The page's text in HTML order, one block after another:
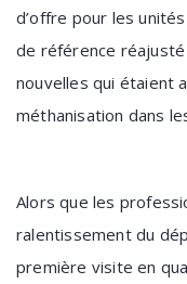
d’offre pour les
de référence
nouvelles qui étaient
méthanisation dans
Alors que les
ralentissement du
première visite en